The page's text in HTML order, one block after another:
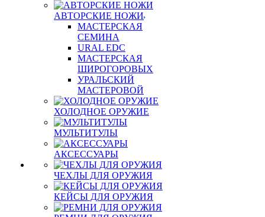
АВТОРСКИЕ НОЖИ
МАСТЕРСКАЯ
СЕМИНА
URAL EDC
МАСТЕРСКАЯ
ШИРОГОРОВЫХ
УРАЛЬСКИЙ
МАСТЕРОВОЙ
ХОЛОДНОЕ ОРУЖИЕ
МУЛЬТИТУЛЫ
АКСЕССУАРЫ
ЧЕХЛЫ ДЛЯ ОРУЖИЯ
КЕЙСЫ ДЛЯ ОРУЖИЯ